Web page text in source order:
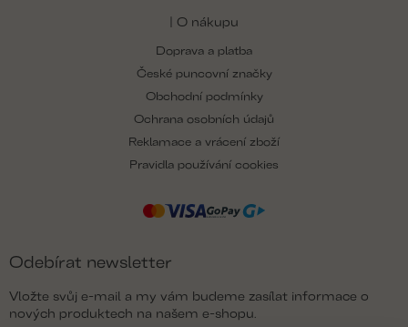
| O nákupu
Doprava a platba
České puncovní značky
Obchodní podmínky
Ochrana osobních údajů
Reklamace a vrácení zboží
Pravidla používání cookies
Odebírat newsletter
Vložte svůj e-mail a my vám budeme zasílat informace o
nových produktech na našem e-shopu.